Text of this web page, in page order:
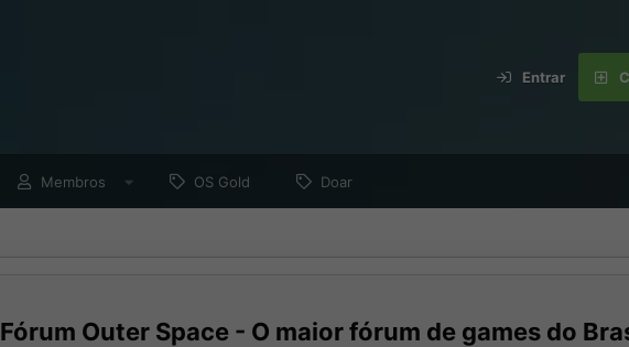
Entrar
Membros OS Gold Doar
Fórum Outer Space - O maior fórum de games do